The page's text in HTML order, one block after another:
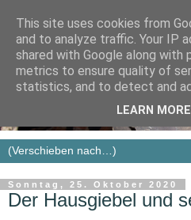
Sonntag, 25. Oktober 2020
Der Hausgiebel und
This site uses cookies from
and to analyze traffic. Your IP
shared with Google along with
metrics to ensure quality of
statistics, and to detect and
LEARN MORE